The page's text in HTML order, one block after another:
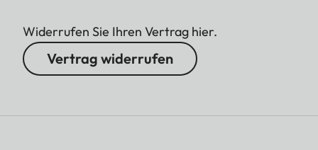
Widerrufen Sie Ihren Vertrag hier.
Vertrag widerrufen